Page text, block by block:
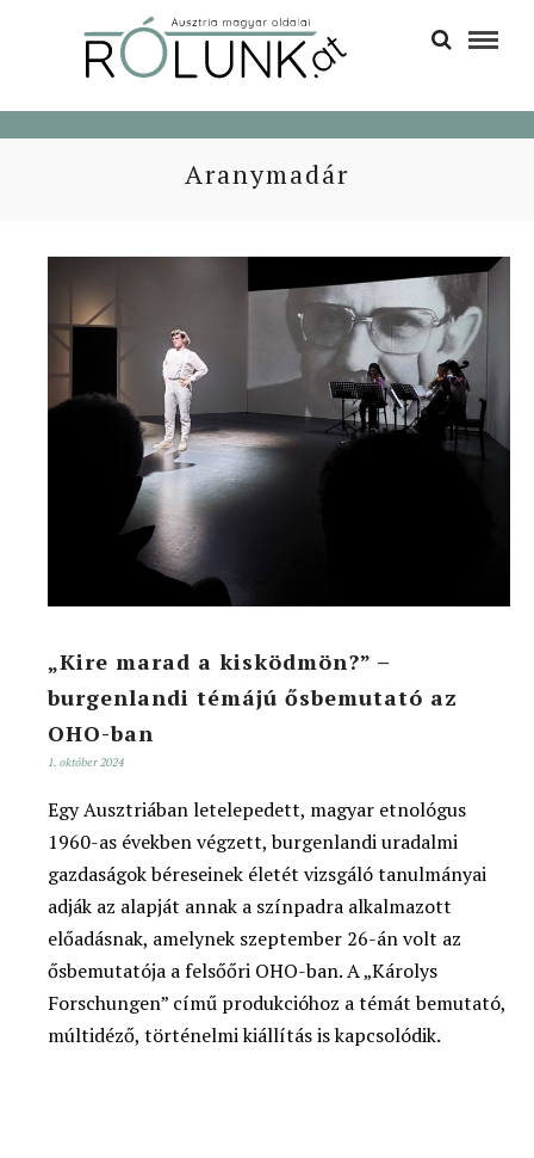
Aranymadár
„Kire marad a kisködmön?” –
burgenlandi témájú ősbemutató az
OHO-ban
1. október 2024
Egy Ausztriában letelepedett, magyar etnológus
1960-as években végzett, burgenlandi uradalmi
gazdaságok béreseinek életét vizsgáló tanulmányai
adják az alapját annak a színpadra alkalmazott
előadásnak, amelynek szeptember 26-án volt az
ősbemutatója a felsőőri OHO-ban. A „Károlys
Forschungen” című produkcióhoz a témát bemutató,
múltidéző, történelmi kiállítás is kapcsolódik.